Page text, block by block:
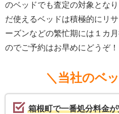
のベッドでも査定の対象とな
だ使えるベッドは積極的にリ
ーズンなどの繁忙期には１カ
のでご予約はお早めにどうぞ！
＼当社のベ
箱根町で一番処分料金